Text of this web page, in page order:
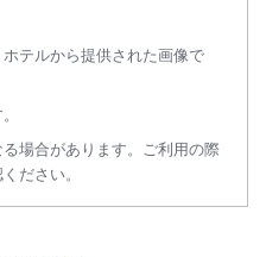
テルから提供された画像で
場合があります。ご利用の際
ださい。